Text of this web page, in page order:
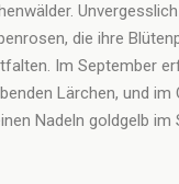
die ihre
Im September
Lärchen, und im
Nadeln goldgelb im